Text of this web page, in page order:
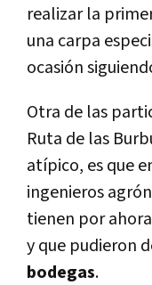
realizar la
una carpa
ocasión
Otra de las
Ruta de las
atípico, es que
ingenieros
tienen por
y que pudieron
bodegas.